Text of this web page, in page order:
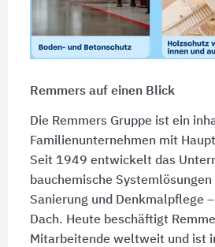
Remmers auf einen Blick
Die Remmers Gruppe ist ein
Familienunternehmen mit
Seit 1949 entwickelt das
bauchemische Systemlösungen
Sanierung und Denkmalpflege
Dach. Heute beschäftigt
Mitarbeitende weltweit und ist